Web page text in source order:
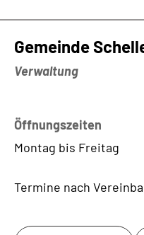
Gemeinde
Verwaltung
Öffnungszeiten
Montag bis Freitag
Termine nach